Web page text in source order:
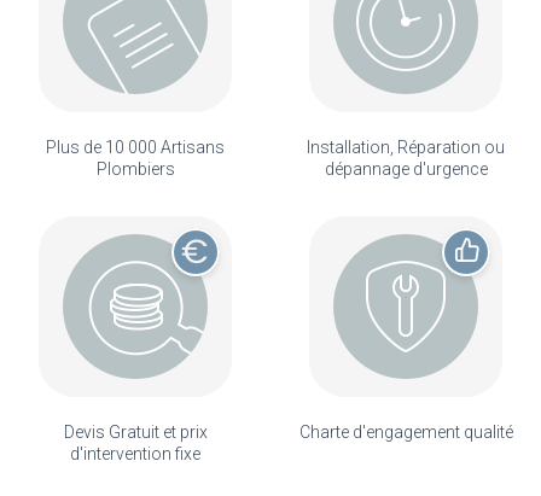
Plus de 10 000 Artisans
Plombiers
Installation, Réparation ou
dépannage d'urgence
Devis Gratuit et prix
d'intervention fixe
Charte d'engagement qualité